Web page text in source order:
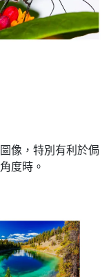
像，特別有利於侷
度時。